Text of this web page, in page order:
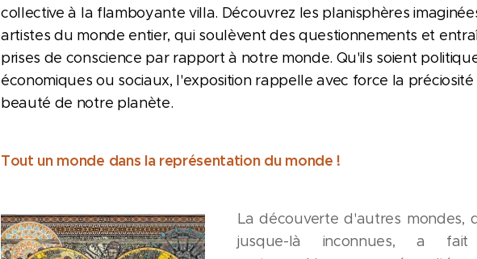
collective à la flamboyante villa. Découvrez les planisphères
artistes du monde entier, qui soulèvent des questionnements et
prises de conscience par rapport à notre monde. Qu'ils soient
économiques ou sociaux, l'exposition rappelle avec force la
beauté de notre planète.
Tout un monde dans la représentation du monde !
La découverte d'autres mondes,
jusque-là inconnues, a